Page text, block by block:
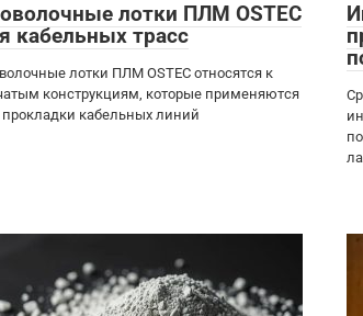
лотки ПЛМ OSTEC
кабельных трасс
лотки ПЛМ OSTEC относятся к
конструкциям, которые применяются
кабельных линий